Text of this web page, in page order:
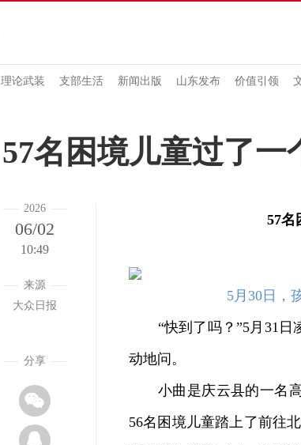
理论武装 支部生活 新闻出版 山东发布 价值引领
57名困境儿童过了
2026
06/02
10:49
来源
大众日报
分享
57名
5月30日，
“快到了吗？”5月31
动地问。
小曲是庆云县的一名高
56名困境儿童踏上了前往